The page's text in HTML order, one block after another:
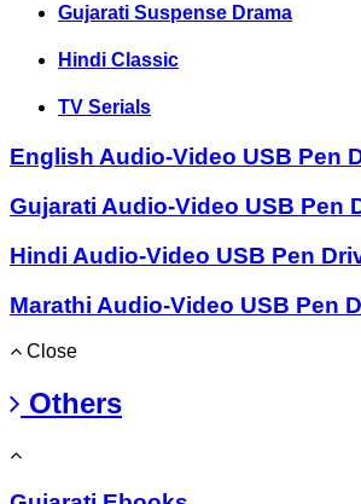
Gujarati Suspense Drama
Hindi Classic
TV Serials
English Audio-Video USB Pen
Gujarati Audio-Video USB Pen
Hindi Audio-Video USB Pen
Marathi Audio-Video USB Pen
Close
Others